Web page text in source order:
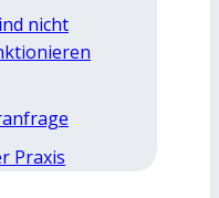
nicht
Praxis